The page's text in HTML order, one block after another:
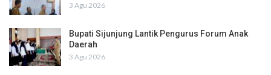
3 Agu 2026
Bupati Sijunjung Lantik Pengurus Forum Anak
Daerah
3 Agu 2026